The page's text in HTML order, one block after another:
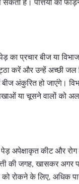
सकती है। पत्तियों को
प्रचार बीज या
करें और उन्हें अच्छी जल
अंकुरित हो जाएंगे।
या चूसने वालों को
अपेक्षाकृत कीट और रोग
जगह, खासकर अगर
रोकने के लिए, अधिक